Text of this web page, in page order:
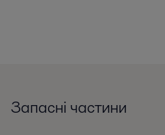
Запасні частини